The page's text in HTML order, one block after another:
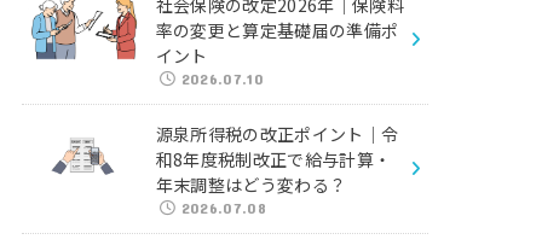
率の変更と算定基礎届の準備ポ
イント
2026.07.10
源泉所得税の改正ポイント｜令
和8年度税制改正で給与計算・
年末調整はどう変わる？
2026.07.08